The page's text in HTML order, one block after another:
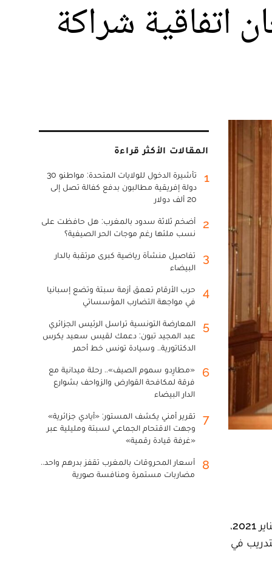
اتفاقية شراكة
وقّعت كلٌّ من كلية العلوم القانونية والاقتصادية والاجتماعية أكدال، ومجلس النواب، اتفاقية شراكة، يوم الخميس 21 يناير 2021،
في
المقالات الأكثر قراءة
1
تأشيرة الدخول للولايات المتحدة: مواطنو 30
دولة إفريقية مطالبون بدفع كفالة تصل إلى
20 ألف دولار
2
أضخم ثلاثة سدود بالمغرب: هل حافظت على
نسب ملئها رغم موجات الحر الصيفية؟
3
تفاصيل منشأة رياضية كبرى مرتقبة بالدار
البيضاء
4
حرب الأرقام تعمق أزمة سبتة وتضع إسبانيا
في مواجهة التضارب المؤسساتي
5
المعارضة التونسية تراسل الرئيس الجزائري
عبد المجيد تبون: دعمك لقيس سعيد يكرس
الدكتاتورية.. وسيادة تونس خط أحمر
6
«مطارِدو سموم الصيف».. رحلة ميدانية مع
فرقة لمكافحة القوارض والزواحف بشوارع
الدار البيضاء
7
تقرير أمني يكشف المستور: «أيادي جزائرية»
وجهت الاقتحام الجماعي لسبتة ومليلية عبر
«غرفة قيادة رقمية»
8
أسعار المحروقات بالمغرب تقفز بدرهم واحد..
مضاربات مستمرة ومنافسة صورية